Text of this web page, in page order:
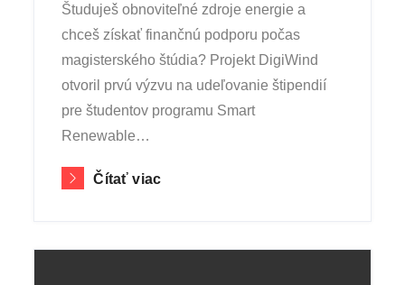
Študuješ obnoviteľné zdroje energie a
chceš získať finančnú podporu počas
magisterského štúdia? Projekt DigiWind
otvoril prvú výzvu na udeľovanie štipendií
pre študentov programu Smart
Renewable…
Čítať viac